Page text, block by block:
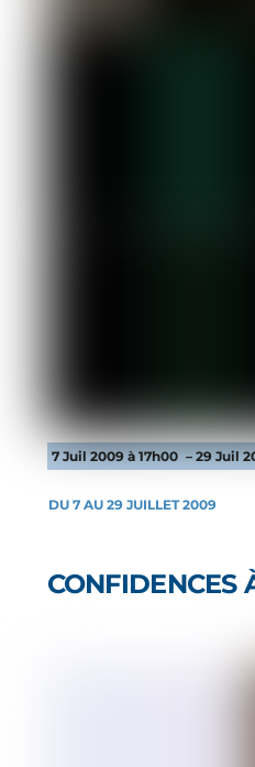
7 Juil 2009 à 17h00 – 29 Juil
DU 7 AU 29 JUILLET 2009
CONFIDENCES